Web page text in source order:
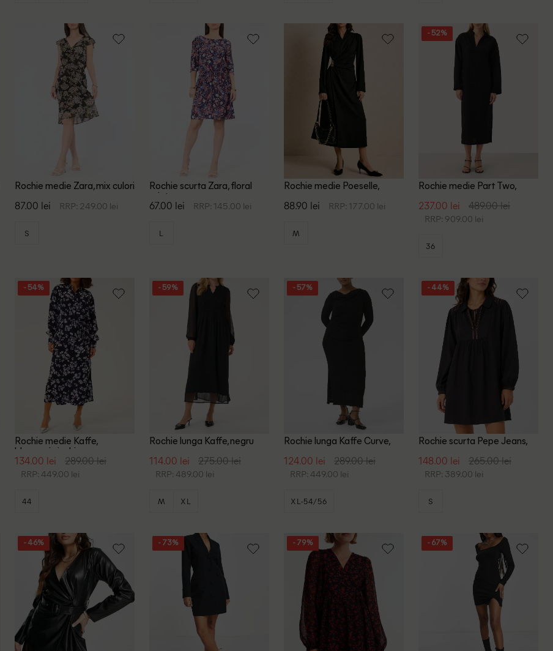
Rochie medie Zara, mix culori
87.00 lei RRP: 249.00 lei
S
Rochie scurta Zara, floral
print
67.00 lei RRP: 145.00 lei
L
Rochie medie Poeselle,
88.90 lei RRP: 177.00 lei
M
- 52%
Rochie medie Part Two,
237.00 lei 489.00 lei
RRP: 909.00 lei
36
- 54%
Rochie medie Kaffe,
bleumarin inchis
134.00 lei 289.00 lei
RRP: 449.00 lei
44
- 59%
Rochie lunga Kaffe, negru
114.00 lei 275.00 lei
RRP: 489.00 lei
M XL
- 57%
Rochie lunga Kaffe Curve,
124.00 lei 289.00 lei
RRP: 449.00 lei
XL-54/56
- 44%
Rochie scurta Pepe Jeans,
148.00 lei 265.00 lei
RRP: 389.00 lei
S
- 46% - 73% - 79% - 67%